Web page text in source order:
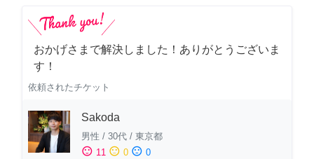
おかげさまで解決しました！ありがとうございま
す！
依頼されたチケット
Sakoda
男性 / 30代 / 東京都
sentiment_satisfied 11 sentiment_neutral 0 sentiment_dissatisfied 0